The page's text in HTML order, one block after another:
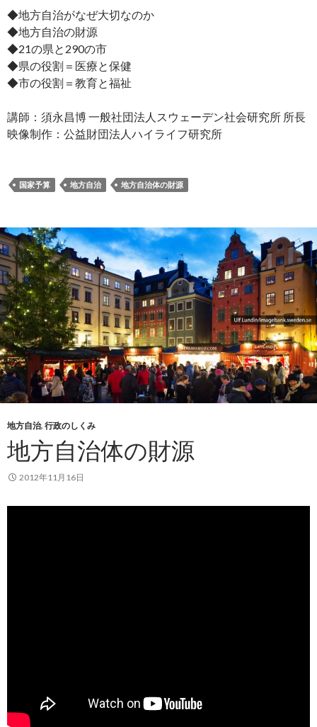
◆地方自治がなぜ大切なのか
◆地方自治の財源
◆21の県と290の市
◆県の役割＝医療と保健
◆市の役割＝教育と福祉
講師：須永昌博 一般社団法人スウェーデン社会研究所 所長
映像制作：公益財団法人ハイライフ研究所
国家予算 地方自治 地方自治体の財源
地方自治, 行政のしくみ
地方自治体の財源
2012年11月16日